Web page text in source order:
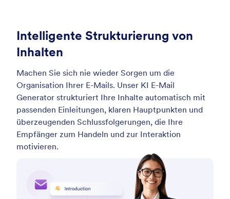
Intelligente Strukturierung von
Inhalten
Machen Sie sich nie wieder Sorgen um die
Organisation Ihrer E-Mails. Unser KI E-Mail
Generator strukturiert Ihre Inhalte automatisch mit
passenden Einleitungen, klaren Hauptpunkten und
überzeugenden Schlussfolgerungen, die Ihre
Empfänger zum Handeln und zur Interaktion
motivieren.